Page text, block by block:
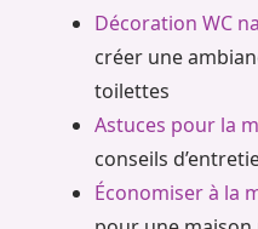
Décoration WC
créer une
toilettes
Astuces pour la
conseils
Économiser à la